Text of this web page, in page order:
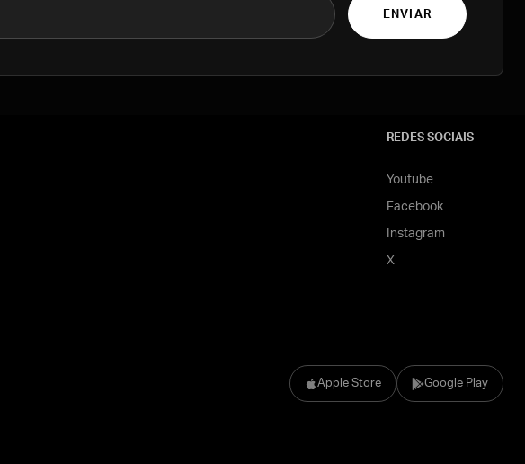
ENVIAR
Apple Store Google Play
REDES SOCIAIS
Youtube
Facebook
Instagram
X